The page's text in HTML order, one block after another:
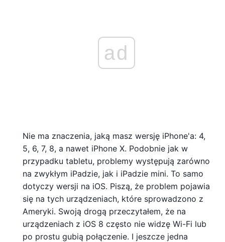
ad
Nie ma znaczenia, jaką masz wersję iPhone'a: ​​4,
5, 6, 7, 8, a nawet iPhone X. Podobnie jak w
przypadku tabletu, problemy występują zarówno
na zwykłym iPadzie, jak i iPadzie mini. To samo
dotyczy wersji na iOS. Piszą, że problem pojawia
się na tych urządzeniach, które sprowadzono z
Ameryki. Swoją drogą przeczytałem, że na
urządzeniach z iOS 8 często nie widzę Wi-Fi lub
po prostu gubią połączenie. I jeszcze jedna